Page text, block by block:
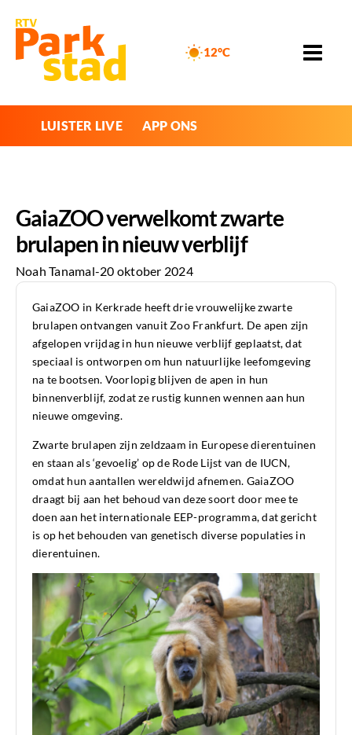
12°C
LUISTER LIVE APP ONS
GaiaZOO verwelkomt zwarte
brulapen in nieuw verblijf
Noah Tanamal-20 oktober 2024
GaiaZOO in Kerkrade heeft drie vrouwelijke zwarte
brulapen ontvangen vanuit Zoo Frankfurt. De apen zijn
afgelopen vrijdag in hun nieuwe verblijf geplaatst, dat
speciaal is ontworpen om hun natuurlijke leefomgeving
na te bootsen. Voorlopig blijven de apen in hun
binnenverblijf, zodat ze rustig kunnen wennen aan hun
nieuwe omgeving.
Zwarte brulapen zijn zeldzaam in Europese dierentuinen
en staan als ‘gevoelig’ op de Rode Lijst van de IUCN,
omdat hun aantallen wereldwijd afnemen. GaiaZOO
draagt bij aan het behoud van deze soort door mee te
doen aan het internationale EEP-programma, dat gericht
is op het behouden van genetisch diverse populaties in
dierentuinen.